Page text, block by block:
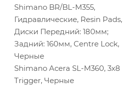
Shimano BR/BL-M355,
Гидравлические, Resin Pads,
Диски Передний: 180мм;
Задний: 160мм, Centre Lock,
Черные
Shimano Acera SL-M360, 3x8
Trigger, Черные